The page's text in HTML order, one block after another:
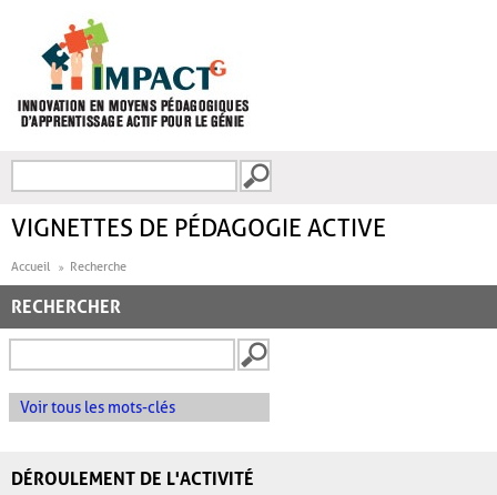
FORMULAIRE DE
VIGNETTES DE PÉDAGOGIE ACTIVE
Accueil Recherche
RECHERCHER
Voir tous les mots-clés
DÉROULEMENT DE L'ACTIVITÉ